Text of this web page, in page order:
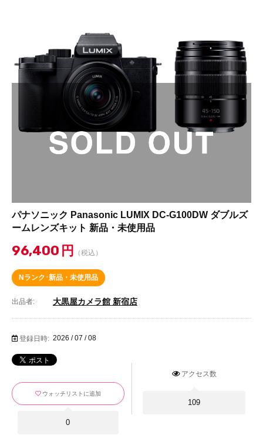
パナソニック Panasonic LUMIX DC-G100DW ダブルズ
ームレンズキット 新品・未使用品
96,400 円 （税込）
Nランク･新品・未使用品
出品者: 大黒屋カメラ館 新宿店
登録日時: 2026 / 07 / 08
アクセス数
109
ウォッチリストに追加
0